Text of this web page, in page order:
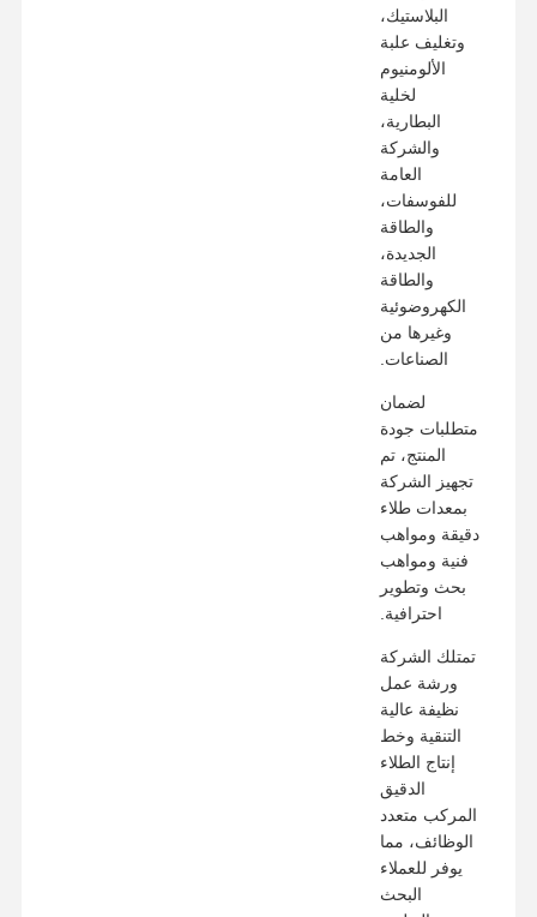
البلاستيك،
وتغليف علبة
الألومنيوم
لخلية
البطارية،
والشركة
العامة
للفوسفات،
والطاقة
الجديدة،
والطاقة
الكهروضوئية
وغيرها من
الصناعات.
لضمان
متطلبات جودة
المنتج، تم
تجهيز الشركة
بمعدات طلاء
دقيقة ومواهب
فنية ومواهب
بحث وتطوير
احترافية.
تمتلك الشركة
ورشة عمل
نظيفة عالية
التنقية وخط
إنتاج الطلاء
الدقيق
المركب متعدد
الوظائف، مما
يوفر للعملاء
البحث